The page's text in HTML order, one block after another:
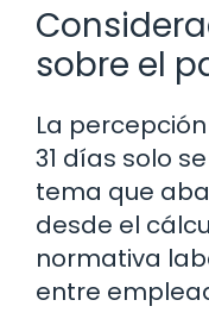
sobre el
La
31 días solo
tema que
desde el
normativa
entre